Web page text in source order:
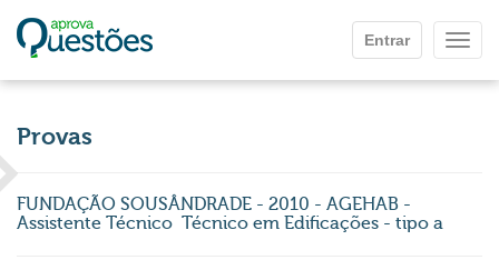
Entrar
Provas
FUNDAÇÃO SOUSÂNDRADE - 2010 - AGEHAB -
Assistente Técnico  Técnico em Edificações - tipo a